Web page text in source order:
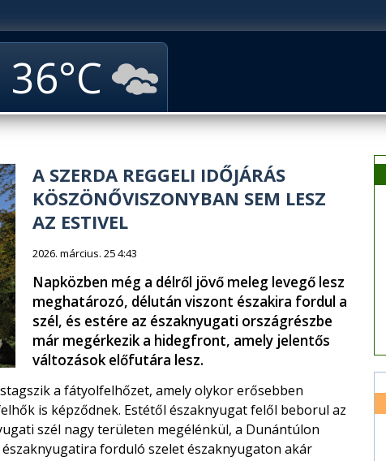
36
A SZERDA REGGELI IDŐJÁRÁS
KÖSZÖNŐVISZONYBAN SEM LESZ
AZ ESTIVEL
2026. március. 25 4:43
Napközben még a délről jövő meleg levegő lesz
meghatározó, délután viszont északira fordul a
szél, és estére az északnyugati országrészbe
már megérkezik a hidegfront, amely jelentős
változások előfutára lesz.
a fátyolfelhőzet, amely olykor erősebben
is képződnek. Estétől északnyugat felől beborul az
szél nagy területen megélénkül, a Dunántúlon
forduló szelet északnyugaton akár